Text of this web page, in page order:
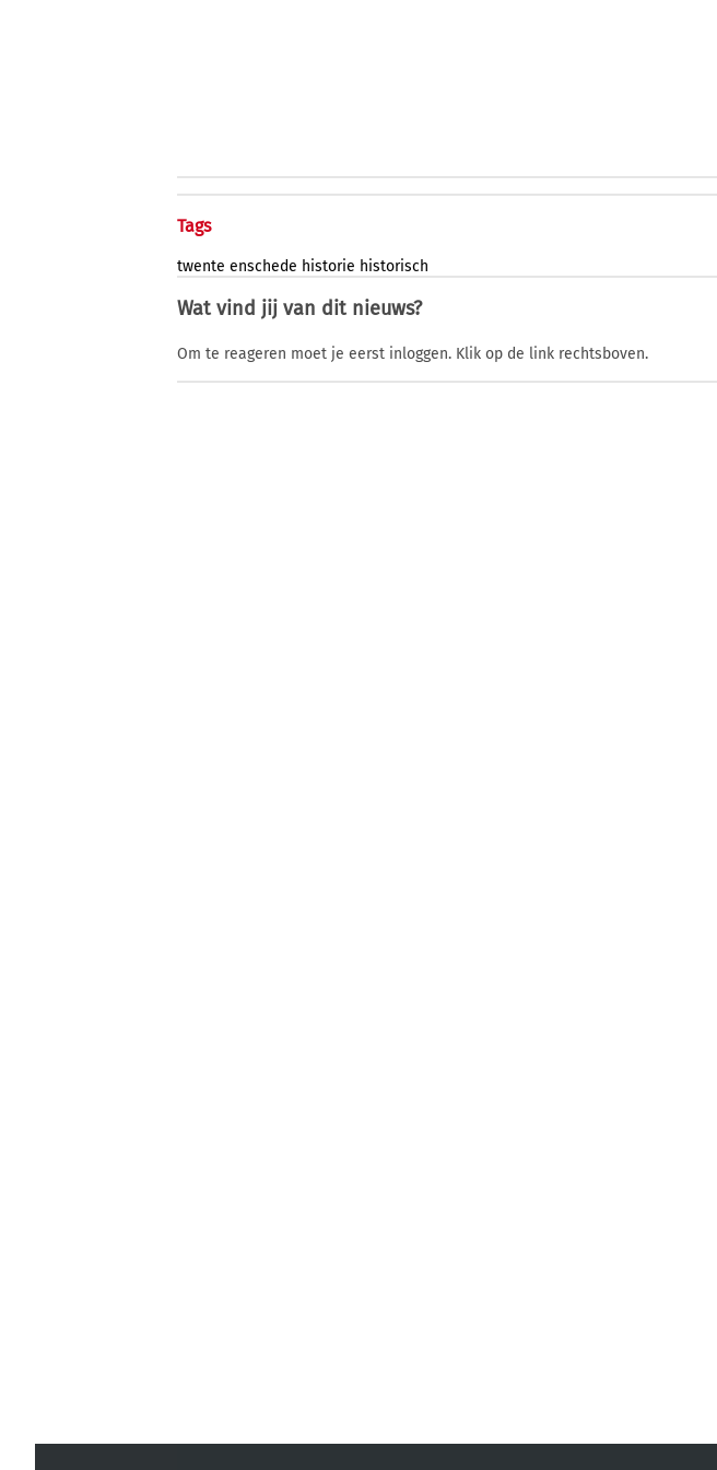
Tags
twente enschede historie historisch
Wat vind jij van dit nieuws?
Om te reageren moet je eerst inloggen. Klik op de link rechtsboven.